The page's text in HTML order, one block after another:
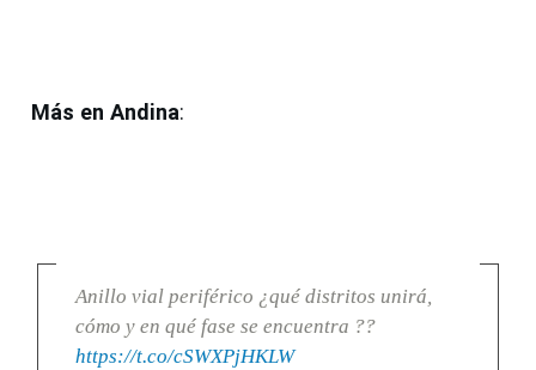
Más en Andina:
Anillo vial periférico ¿qué distritos unirá,
cómo y en qué fase se encuentra ??
https://t.co/cSWXPjHKLW